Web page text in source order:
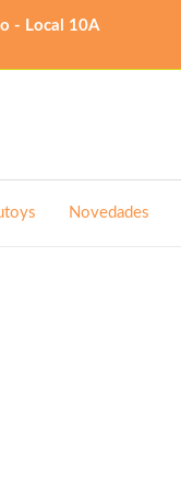
- Local 10A
Novedades